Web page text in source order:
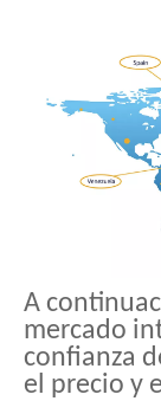
A
mercado
confianza
el precio y